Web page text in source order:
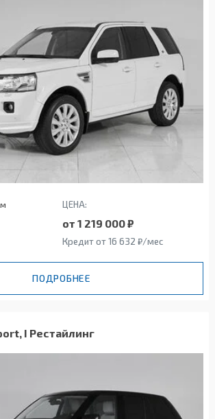
ЦЕНА:
от 1 219 000 ₽
Кредит от 16 632 ₽/мес
ПОДРОБНЕЕ
I Рестайлинг